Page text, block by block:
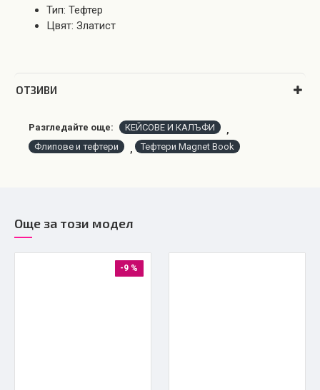
Тип: Тефтер
Цвят: Златист
OТЗИВИ
Разгледайте още: КЕЙСОВЕ И КАЛЪФИ
,
Флипове и тефтери
, Тефтери Magnet Book
Още за този модел
-9 %